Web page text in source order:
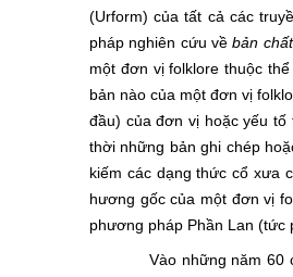
(Urform) của tất cả các
pháp nghiên cứu vềbản chất
một đơn vị folklore thuộc
bản nào của một đơn vị
đầu) của đơn vị hoặc yếu
thời những bản ghi chép
kiếm các dạng thức cổ xưa
hương gốc của một đơn vị
phương pháp Phần Lan (tức
Vào những năm 60 của